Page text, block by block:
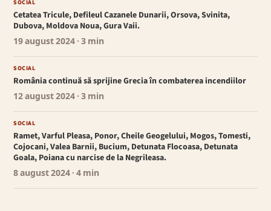
SOCIAL
Cetatea Tricule, Defileul Cazanele Dunarii, Orsova, Svinita,
Dubova, Moldova Noua, Gura Vaii.
19 august 2024 · 3 min
SOCIAL
România continuă să sprijine Grecia în combaterea incendiilor
12 august 2024 · 3 min
SOCIAL
Ramet, Varful Pleasa, Ponor, Cheile Geogelului, Mogos, Tomesti,
Cojocani, Valea Barnii, Bucium, Detunata Flocoasa, Detunata
Goala, Poiana cu narcise de la Negrileasa.
8 august 2024 · 4 min